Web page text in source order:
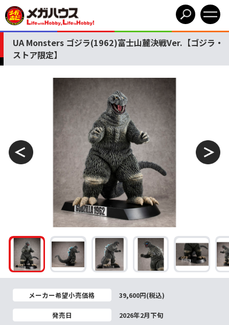
UA Monsters ゴジラ(1962)富士山麓決戦Ver.【ゴジラ・
ストア限定】
メーカー希望小売価格 39,600円(税込)
発売日 2026年2月下旬